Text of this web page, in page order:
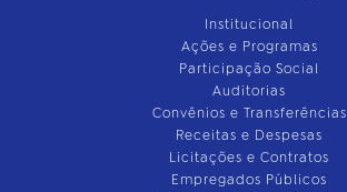
Institucional
Ações e Programas
Participação Social
Auditorias
Convênios e Transferências
Receitas e Despesas
Licitações e Contratos
Empregados Públicos